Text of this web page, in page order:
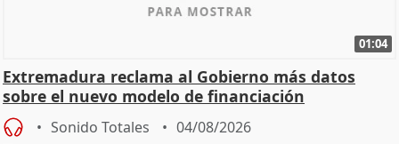
01:04
Extremadura reclama al Gobierno más datos
sobre el nuevo modelo de financiación
Sonido Totales 04/08/2026